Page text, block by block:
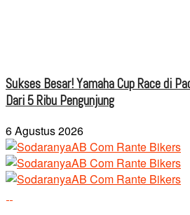
Sukses Besar! Yamaha Cup Race di
Dari 5 Ribu Pengunjung
6 Agustus 2026